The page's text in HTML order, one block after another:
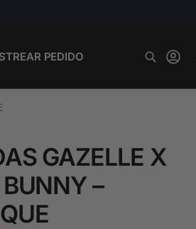
PEDIDO
GAZELLE X
–